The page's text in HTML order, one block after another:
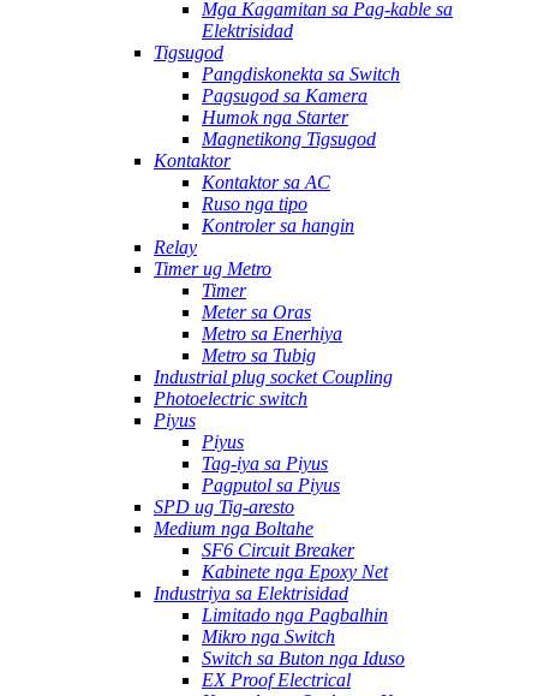
Mga Kagamitan sa Pag-kable sa
Elektrisidad
Tigsugod
Pangdiskonekta sa Switch
Pagsugod sa Kamera
Humok nga Starter
Magnetikong Tigsugod
Kontaktor
Kontaktor sa AC
Ruso nga tipo
Kontroler sa hangin
Relay
Timer ug Metro
Timer
Meter sa Oras
Metro sa Enerhiya
Metro sa Tubig
Industrial plug socket Coupling
Photoelectric switch
Piyus
Piyus
Tag-iya sa Piyus
Pagputol sa Piyus
SPD ug Tig-aresto
Medium nga Boltahe
SF6 Circuit Breaker
Kabinete nga Epoxy Net
Industriya sa Elektrisidad
Limitado nga Pagbalhin
Mikro nga Switch
Switch sa Buton nga Iduso
EX Proof Electrical